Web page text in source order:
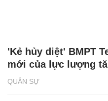
QUÂN SỰ
'Kẻ hủy diệt' BMPT
mới của lực lượng